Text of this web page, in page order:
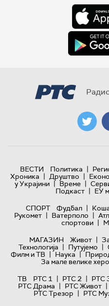
ВЕСТИ Политика |
Хроника | Друштво |
у Украјини | Време |
Подкаст | ЕУ
СПОРТ
Фудбал |
Рукомет | Ватерполо |
спортови |
МАГАЗИН
Живот |
Технологијa | Путујемо |
Филм и ТВ | Наука |
За мале велике
ТВ
РТС 1 | РТС 2 | РТС
РТС Драма | РТС Живот |
РТС Трезор | РТС